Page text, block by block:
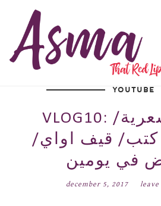
YOUTUBE
VLOG10: أمسية شعرية/
كتب/ قيف اواي/
في يومين
december 5, 2017 leave